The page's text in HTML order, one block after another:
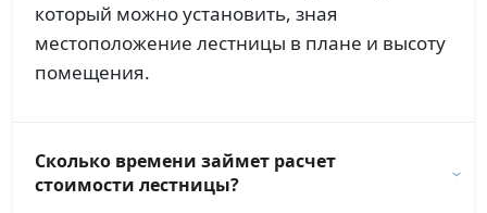
который можно установить, зная
местоположение лестницы в плане и высоту
помещения.
Сколько времени займет расчет
стоимости лестницы?